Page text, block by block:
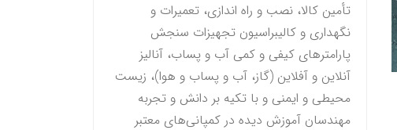
تأمین کالا، نصب و راه اندازی، تعمیرات و
نگهداری و کالیبراسیون تجهیزات سنجش
پارامترهای کیفی و کمی آب و پساب، آنالیز
آنلاین و آفلاین (گاز، آب و پساب و هوا)، زیست
محیطی و ایمنی و با تکیه بر دانش و تجربه
مهندسان آموزش دیده در کمپانی‌های معتبر